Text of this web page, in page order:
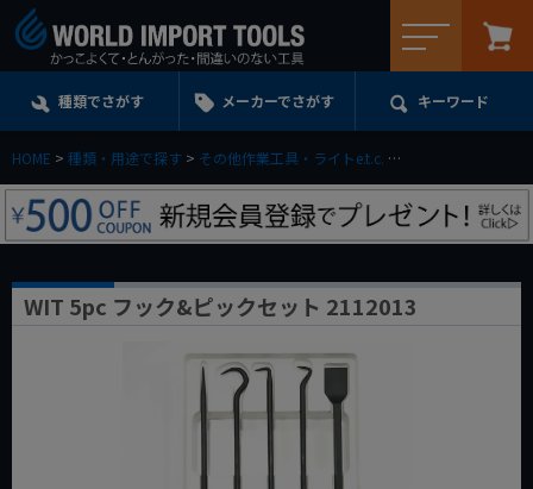
種類でさがす メーカーでさがす キーワード
HOME 種類・用途で探す その他作業工具・ライトe.t.c.
WIT 5pc フック&ピックセット 2112013